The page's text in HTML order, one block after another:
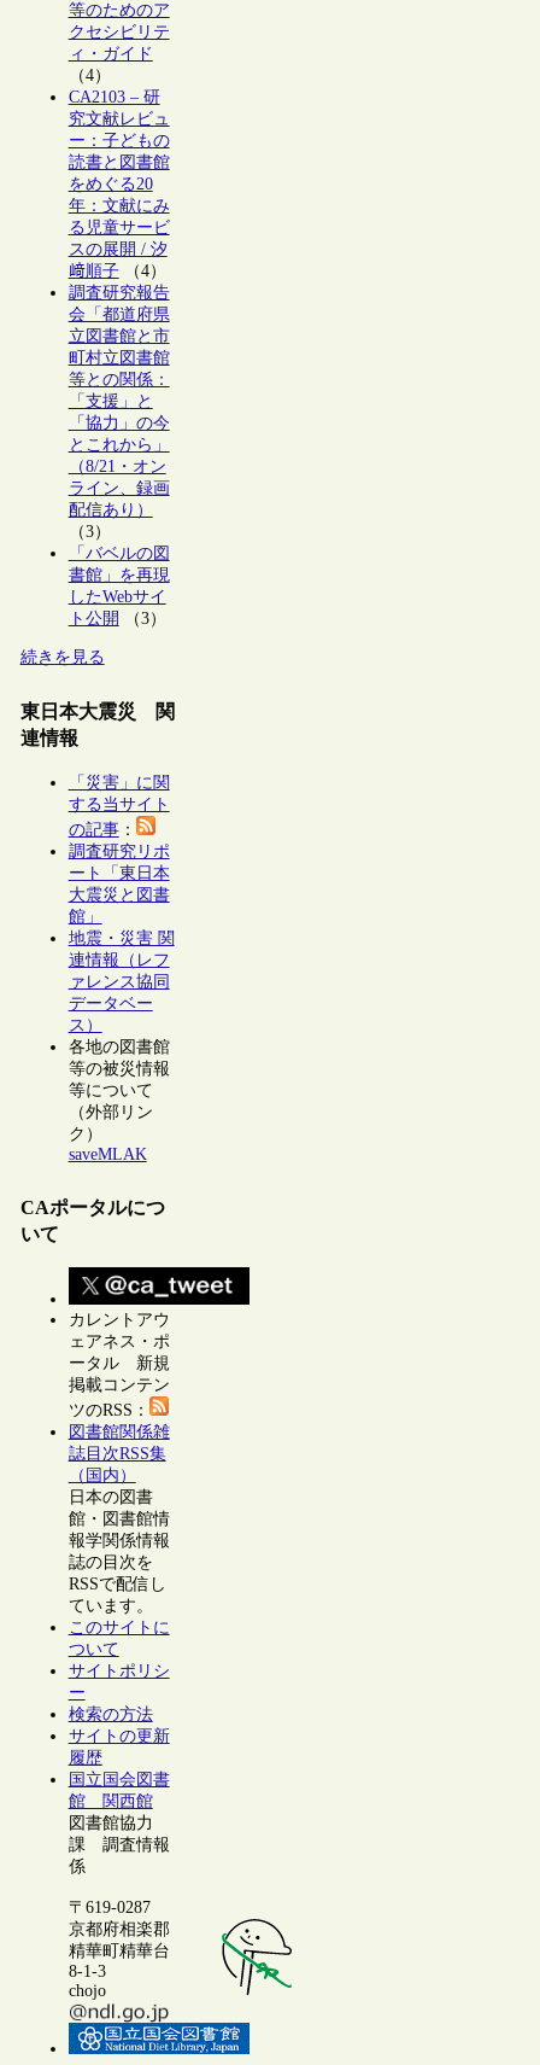
等のためのア
クセシビリテ
ィ・ガイド
（4）
CA2103 – 研
究文献レビュ
ー：子どもの
読書と図書館
をめぐる20
年：文献にみ
る児童サービ
スの展開 / 汐
﨑順子（4）
調査研究報告
会「都道府県
立図書館と市
町村立図書館
等との関係：
「支援」と
「協力」の今
とこれから」
（8/21・オン
ライン、録画
配信あり）
（3）
「バベルの図
書館」を再現
したWebサイ
ト公開
（3）
続きを見る
東日本大震災 関
連情報
「災害」に関
する当サイト
の記事：
調査研究リポ
ート「東日本
大震災と図書
館」
地震・災害 関
連情報（レフ
ァレンス協同
データベー
ス）
各地の図書館
等の被災情報
等について
（外部リン
ク）
saveMLAK
CAポータルにつ
いて
カレントアウ
ェアネス・ポ
ータル 新規
掲載コンテン
ツのRSS：
図書館関係雑
誌目次RSS集
（国内）
日本の図書
館・図書館情
報学関係情報
誌の目次を
RSSで配信し
ています。
このサイトに
ついて
サイトポリシ
ー
検索の方法
サイトの更新
履歴
国立国会図書
館 関西館
図書館協力
課 調査情報
係
〒619-0287
京都府相楽郡
精華町精華台
8-1-3
chojo